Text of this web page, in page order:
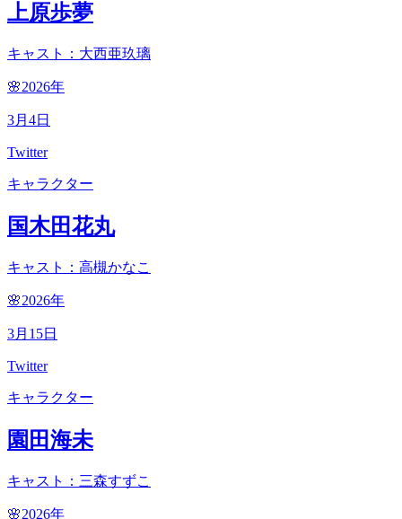
上原歩夢
キャスト：大西亜玖璃
🌸2026年
3月 4日
Twitter
キャラクター
国木田花丸
キャスト：高槻かなこ
🌸2026年
3月 15日
Twitter
キャラクター
園田海未
キャスト：三森すずこ
🌸2026年